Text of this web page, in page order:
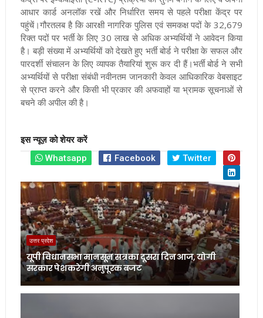
आधार कार्ड अनलॉक रखें और निर्धारित समय से पहले परीक्षा केंद्र पर
पहुंचें।गौरतलब है कि आरक्षी नागरिक पुलिस एवं समकक्ष पदों के 32,679
रिक्त पदों पर भर्ती के लिए 30 लाख से अधिक अभ्यर्थियों ने आवेदन किया
है। बड़ी संख्या में अभ्यर्थियों को देखते हुए भर्ती बोर्ड ने परीक्षा के सफल और
पारदर्शी संचालन के लिए व्यापक तैयारियां शुरू कर दी हैं।भर्ती बोर्ड ने सभी
अभ्यर्थियों से परीक्षा संबंधी नवीनतम जानकारी केवल आधिकारिक वेबसाइट
से प्राप्त करने और किसी भी प्रकार की अफवाहों या भ्रामक सूचनाओं से
बचने की अपील की है।
इस न्यूज़ को शेयर करें
Whatsapp
Facebook Twitter
उत्तर प्रदेश
यूपी विधानसभा मानसून सत्र का दूसरा दिन आज, योगी
सरकार पेश करेगी अनुपूरक बजट